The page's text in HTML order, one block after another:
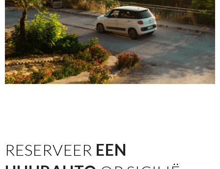
RESERVEER EEN